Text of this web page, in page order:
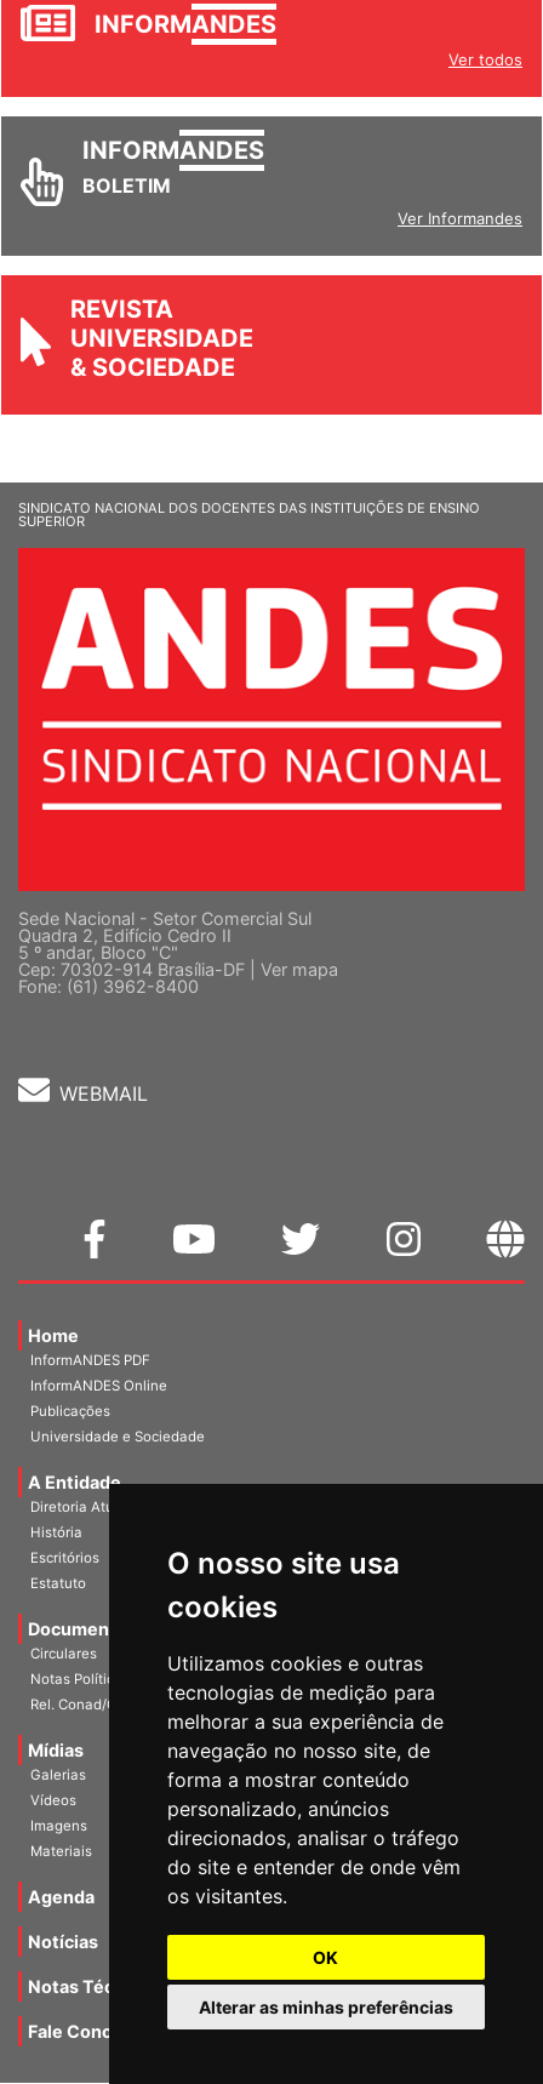
O nosso site usa
cookies
Utilizamos cookies e outras
tecnologias de medição para
melhorar a sua experiência de
navegação no nosso site, de
forma a mostrar conteúdo
personalizado, anúncios
direcionados, analisar o tráfego
do site e entender de onde vêm
os visitantes.
OK
Alterar as minhas preferências
INFORMANDES
Ver todos
INFORMANDES
BOLETIM
Ver Informandes
REVISTA
UNIVERSIDADE
& SOCIEDADE
SINDICATO NACIONAL DOS DOCENTES DAS INSTITUIÇÕES DE ENSINO
SUPERIOR
Sede Nacional - Setor Comercial Sul
Quadra 2, Edifício Cedro II
5 º andar, Bloco "C"
Cep: 70302-914 Brasília-DF | Ver mapa
Fone: (61) 3962-8400
WEBMAIL
Home
InformANDES PDF
InformANDES Online
Publicações
Universidade e Sociedade
A Entidade
Diretoria Atual
História
Escritórios
Estatuto
Documentos
Circulares
Notas Políticas
Rel. Conad/Congresso
Mídias
Galerias
Vídeos
Imagens
Materiais
Agenda
Notícias
Notas Técnicas
Fale Conocsco